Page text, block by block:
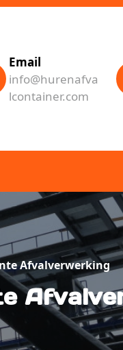
Email
info@hurenafva
lcontainer.com
Afvalverwerking